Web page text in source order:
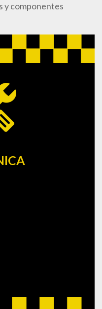
y componentes